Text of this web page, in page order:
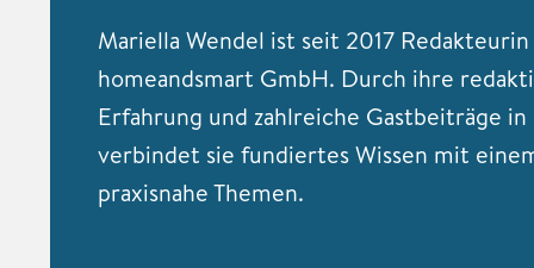
Mariella Wendel ist seit 2017
homeandsmart GmbH. Durch ihre
Erfahrung und zahlreiche Gastbeiträge in
verbindet sie fundiertes Wissen mit
praxisnahe Themen.